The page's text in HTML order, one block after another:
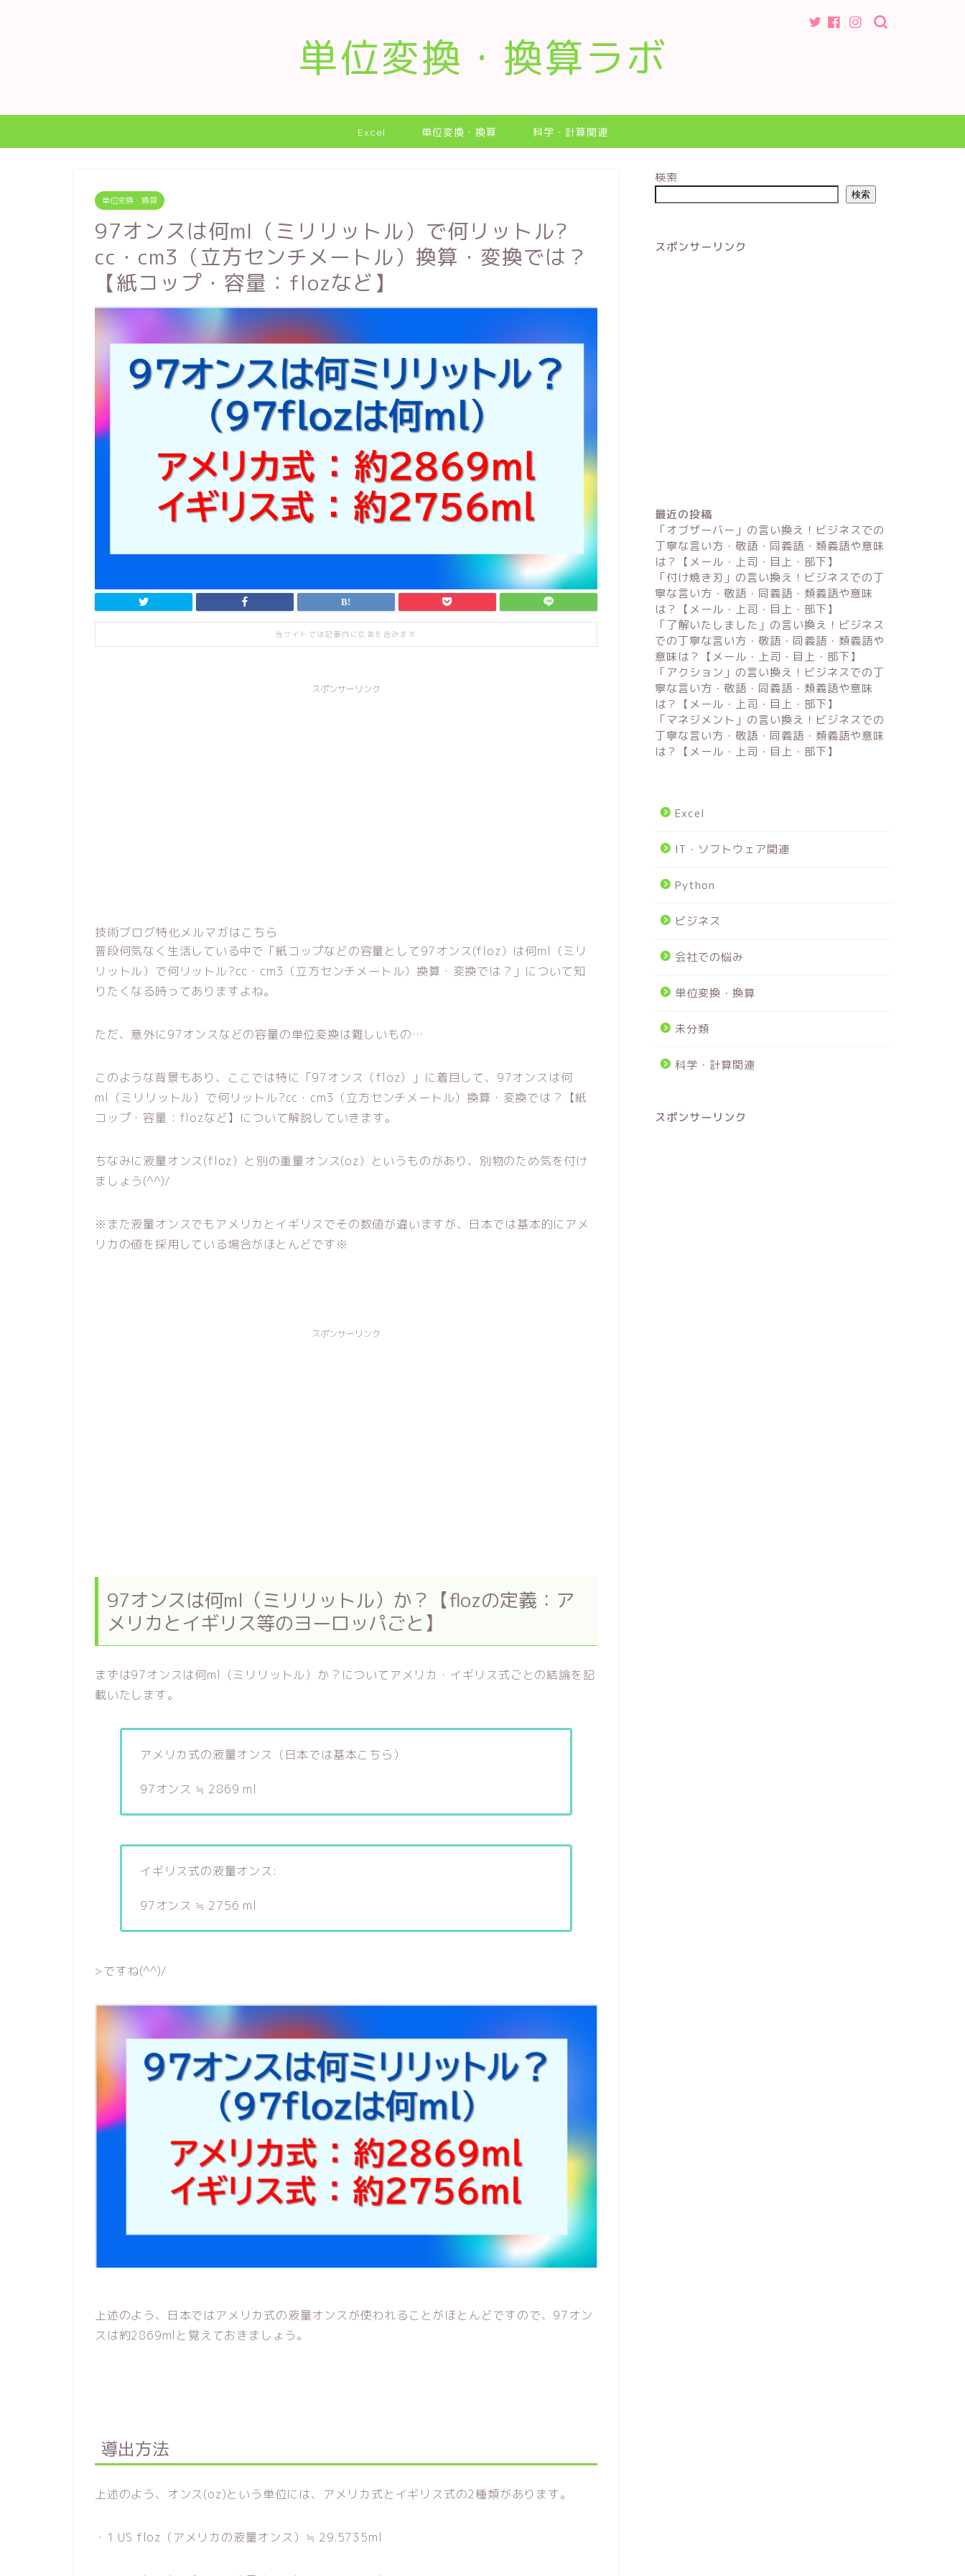
単位変換・換算ラボ
Excel 単位変換・換算 科学・計算関連
単位変換・換算
97オンスは何ml（ミリリットル）で何リットル?
cc・cm3（立方センチメートル）換算・変換では？
【紙コップ・容量：flozなど】
当サイトでは記事内に広告を含みます
スポンサーリンク
技術ブログ特化メルマガはこちら
普段何気なく生活している中で「紙コップなどの容量として97オンス(floz）は何ml（ミリ
リットル）で何リットル?cc・cm3（立方センチメートル）換算・変換では？」について知
りたくなる時ってありますよね。
ただ、意外に97オンスなどの容量の単位変換は難しいもの…
このような背景もあり、ここでは特に「97オンス（floz）」に着目して、97オンスは何
ml（ミリリットル）で何リットル?cc・cm3（立方センチメートル）換算・変換では？【紙
コップ・容量：flozなど】について解説していきます。
ちなみに液量オンス(floz）と別の重量オンス(oz）というものがあり、別物のため気を付け
ましょう(^^)/
※また液量オンスでもアメリカとイギリスでその数値が違いますが、日本では基本的にアメ
リカの値を採用している場合がほとんどです※
スポンサーリンク
97オンスは何ml（ミリリットル）か？【flozの定義：ア
メリカとイギリス等のヨーロッパごと】
まずは97オンスは何ml（ミリリットル）か？についてアメリカ・イギリス式ごとの結論を記
載いたします。
アメリカ式の液量オンス（日本では基本こちら）
97オンス ≒ 2869 ml
イギリス式の液量オンス:
97オンス ≒ 2756 ml
>ですね(^^)/
上述のよう、日本ではアメリカ式の液量オンスが使われることがほとんどですので、97オン
スは約2869mlと覚えておきましょう。
導出方法
上述のよう、オンス(oz)という単位には、アメリカ式とイギリス式の2種類があります。
・1 US floz（アメリカの液量オンス）≒ 29.5735ml
検索
検索
スポンサーリンク
最近の投稿
「オブザーバー」の言い換え！ビジネスでの
丁寧な言い方・敬語・同義語・類義語や意味
は？【メール・上司・目上・部下】
「付け焼き刃」の言い換え！ビジネスでの丁
寧な言い方・敬語・同義語・類義語や意味
は？【メール・上司・目上・部下】
「了解いたしました」の言い換え！ビジネス
での丁寧な言い方・敬語・同義語・類義語や
意味は？【メール・上司・目上・部下】
「アクション」の言い換え！ビジネスでの丁
寧な言い方・敬語・同義語・類義語や意味
は？【メール・上司・目上・部下】
「マネジメント」の言い換え！ビジネスでの
丁寧な言い方・敬語・同義語・類義語や意味
は？【メール・上司・目上・部下】
Excel
IT・ソフトウェア関連
Python
ビジネス
会社での悩み
単位変換・換算
未分類
科学・計算関連
スポンサーリンク